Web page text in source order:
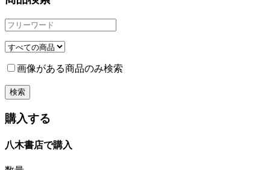
画像がある商品のみ検索
購入する
八木書店で購入